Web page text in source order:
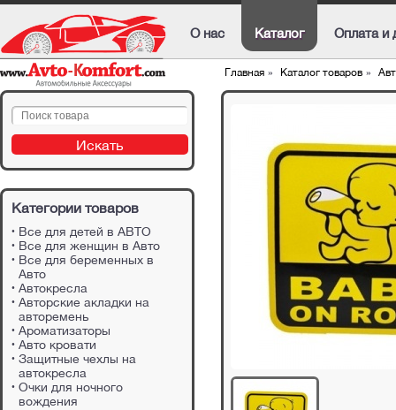
О нас Каталог Оплата и
Главная » Каталог товаров »
Категории товаров
Все для детей в АВТО
Все для женщин в Авто
Все для беременных в
Авто
Автокресла
Авторские акладки на
авторемень
Ароматизаторы
Авто кровати
Защитные чехлы на
автокресла
Очки для ночного
вождения